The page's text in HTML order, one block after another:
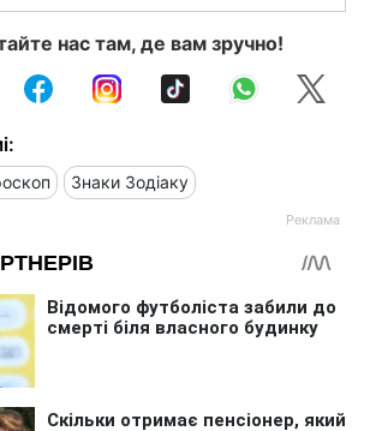
нас там, де вам зручно!
Знаки Зодіаку